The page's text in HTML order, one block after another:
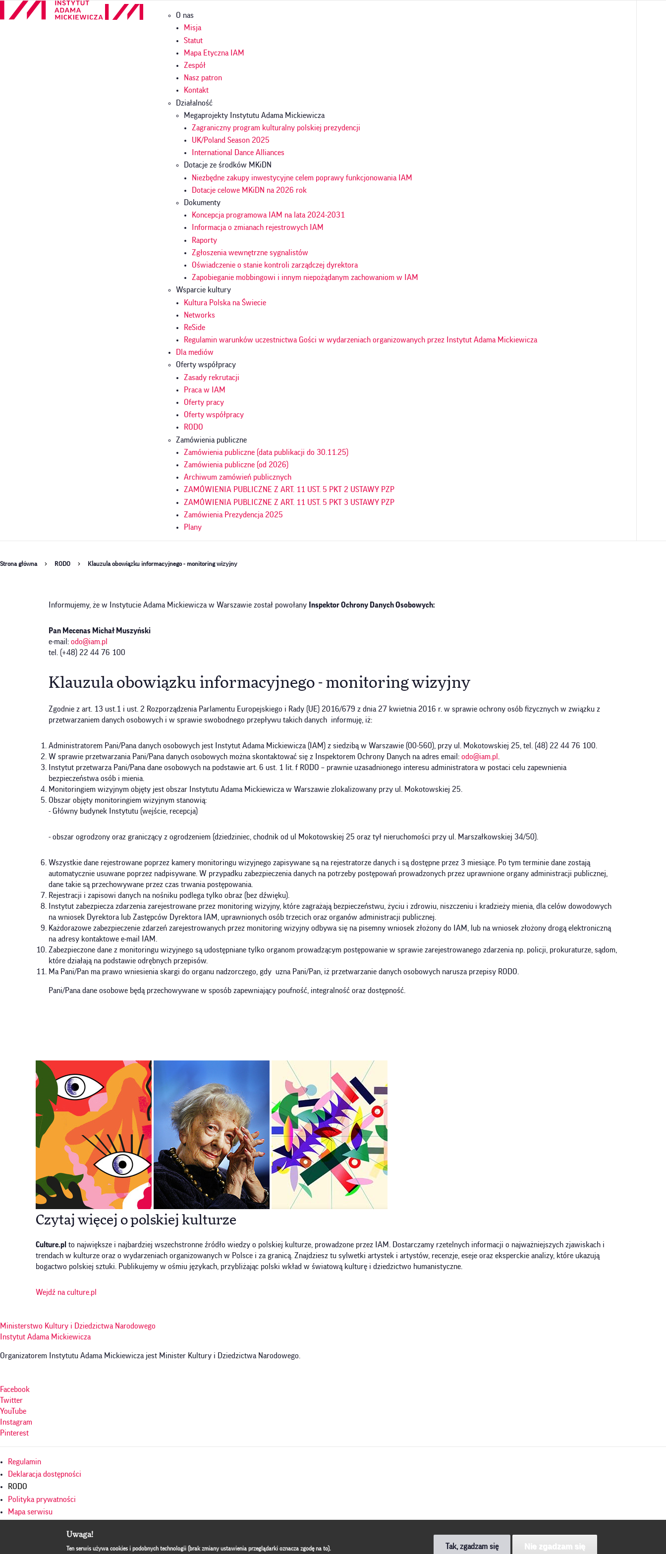
Przejdź
do
Główna
nawigacja
O nas
Misja
Statut
Mapa Etyczna IAM
Zespół
Nasz patron
Kontakt
Działalność
Megaprojekty Instytutu Adama Mickiewicza
Zagraniczny program kulturalny polskiej prezydencji
UK/Poland Season 2025
International Dance Alliances
Dotacje ze środków MKiDN
Niezbędne zakupy inwestycyjne celem poprawy funkcjonowania IAM
Dotacje celowe MKiDN na 2026 rok
Dokumenty
Koncepcja programowa IAM na lata 2024-2031
Informacja o zmianach rejestrowych IAM
Raporty
Zgłoszenia wewnętrzne sygnalistów
Oświadczenie o stanie kontroli zarządczej dyrektora
Zapobieganie mobbingowi i innym niepożądanym zachowaniom w IAM
Wsparcie kultury
Kultura Polska na Świecie
Networks
ReSide
Regulamin warunków uczestnictwa Gości w wydarzeniach organizowanych przez Instytut Adama Mickiewicza
Dla mediów
Oferty współpracy
Zasady rekrutacji
Praca w IAM
Oferty pracy
Oferty współpracy
RODO
Zamówienia publiczne
Zamówienia publiczne (data publikacji do 30.11.25)
Zamówienia publiczne (od 2026)
Archiwum zamówień publicznych
ZAMÓWIENIA PUBLICZNE Z ART. 11 UST. 5 PKT 2 USTAWY PZP
ZAMÓWIENIA PUBLICZNE Z ART. 11 UST. 5 PKT 3 USTAWY PZP
Zamówienia Prezydencja 2025
Plany
Ścieżka
Strona główna RODO Klauzula obowiązku informacyjnego - monitoring wizyjny
Informujemy, że w Instytucie Adama Mickiewicza w Warszawie został powołany Inspektor Ochrony Danych Osobowych:
Pan Mecenas Michał Muszyński
e-mail: odo@iam.pl
tel. (+48) 22 44 76 100
Klauzula obowiązku informacyjnego - monitoring wizyjny
Zgodnie z art. 13 ust.1 i ust. 2 Rozporządzenia Parlamentu Europejskiego i Rady (UE) 2016/679 z dnia 27 kwietnia 2016 r. w sprawie ochrony osób fizycznych w związku z
przetwarzaniem danych osobowych i w sprawie swobodnego przepływu takich danych informuję, iż:
Administratorem Pani/Pana danych osobowych jest Instytut Adama Mickiewicza (IAM) z siedzibą w Warszawie (00-560), przy ul. Mokotowskiej 25, tel. (48) 22 44 76 100.
W sprawie przetwarzania Pani/Pana danych osobowych można skontaktować się z Inspektorem Ochrony Danych na adres email: odo@iam.pl
Instytut przetwarza Pani/Pana dane osobowych na podstawie art. 6 ust. 1 lit. f RODO – prawnie uzasadnionego interesu administratora w postaci celu zapewnienia
bezpieczeństwa osób i mienia.
Monitoringiem wizyjnym objęty jest obszar Instytutu Adama Mickiewicza w Warszawie zlokalizowany przy ul. Mokotowskiej 25.
Obszar objęty monitoringiem wizyjnym stanowią:
- Główny budynek Instytutu (wejście, recepcja)
- obszar ogrodzony oraz graniczący z ogrodzeniem (dziedziniec, chodnik od ul Mokotowskiej 25 oraz tył nieruchomości przy ul. Marszałkowskiej 34/50).
Wszystkie dane rejestrowane poprzez kamery monitoringu wizyjnego zapisywane są na rejestratorze danych i są dostępne przez 3 miesiące. Po tym terminie dane zostają
automatycznie usuwane poprzez nadpisywane. W przypadku zabezpieczenia danych na potrzeby postępowań prowadzonych przez uprawnione organy administracji publicznej,
dane takie są przechowywane przez czas trwania postępowania.
Rejestracji i zapisowi danych na nośniku podlega tylko obraz (bez dźwięku).
Instytut zabezpiecza zdarzenia zarejestrowane przez monitoring wizyjny, które zagrażają bezpieczeństwu, życiu i zdrowiu, niszczeniu i kradzieży mienia, dla celów dowodowych
na wniosek Dyrektora lub Zastępców Dyrektora IAM, uprawnionych osób trzecich oraz organów administracji publicznej.
Każdorazowe zabezpieczenie zdarzeń zarejestrowanych przez monitoring wizyjny odbywa się na pisemny wniosek złożony do IAM, lub na wniosek złożony drogą elektroniczną
na adresy kontaktowe e-mail IAM.
Zabezpieczone dane z monitoringu wizyjnego są udostępniane tylko organom prowadzącym postępowanie w sprawie zarejestrowanego zdarzenia np. policji, prokuraturze, sądom,
które działają na podstawie odrębnych przepisów.
Ma Pani/Pan ma prawo wniesienia skargi do organu nadzorczego, gdy uzna Pani/Pan, iż przetwarzanie danych osobowych narusza przepisy RODO.
Pani/Pana dane osobowe będą przechowywane w sposób zapewniający poufność, integralność oraz dostępność.
Czytaj więcej o polskiej kulturze
Culture.pl to największe i najbardziej wszechstronne źródło wiedzy o polskiej kulturze, prowadzone przez IAM. Dostarczamy rzetelnych informacji o najważniejszych zjawiskach i
trendach w kulturze oraz o wydarzeniach organizowanych w Polsce i za granicą. Znajdziesz tu sylwetki artystek i artystów, recenzje, eseje oraz eksperckie analizy, które ukazują
bogactwo polskiej sztuki. Publikujemy w ośmiu językach, przybliżając polski wkład w światową kulturę i dziedzictwo humanistyczne.
Wejdź na culture.pl
Ministerstwo Kultury i Dziedzictwa Narodowego
Instytut Adama Mickiewicza
Organizatorem Instytutu Adama Mickiewicza jest Minister Kultury i Dziedzictwa Narodowego.
Facebook
Twitter
YouTube
Instagram
Pinterest
Menu
w
stopce
Regulamin
Deklaracja dostępności
RODO
Polityka prywatności
Mapa serwisu
Uwaga!
Ten serwis używa cookies i podobnych technologii (brak zmiany ustawienia przeglądarki oznacza zgodę na to). Tak, zgadzam się Nie zgadzam się